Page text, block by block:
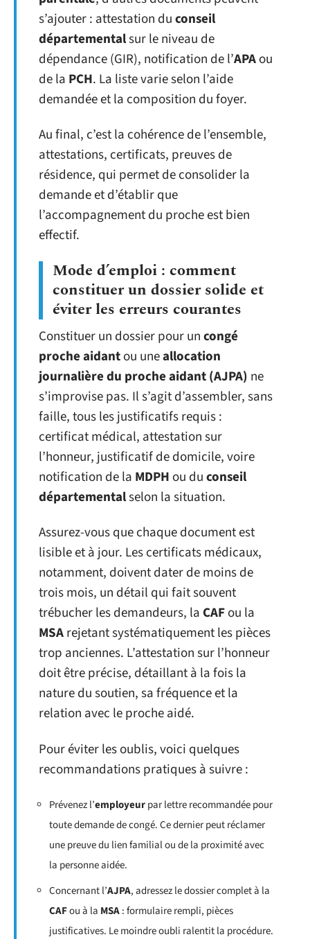
s’ajouter : attestation duconseil
départementalsur le niveau de
dépendance (GIR), notification de l’APAou
de la PCH. La liste varie selon l’aide
demandée et la composition du foyer.
Au final, c’est la cohérence de l’ensemble,
attestations, certificats, preuves de
résidence, qui permet de consolider la
demande et d’établir que
l’accompagnement du proche est bien
effectif.
Mode d’emploi : comment
constituer un dossier solide et
éviter les erreurs courantes
Constituer un dossier pour uncongé
proche aidantou uneallocation
journalière du proche aidant (AJPA) ne
s’improvise pas. Il s’agit d’assembler, sans
faille, tous les justificatifs requis :
certificat médical, attestation sur
l’honneur, justificatif de domicile, voire
notification de la MDPH ou duconseil
départementalselon la situation.
Assurez-vous que chaque document est
lisible et à jour. Les certificats médicaux,
notamment, doivent dater de moins de
trois mois, un détail qui fait souvent
trébucher les demandeurs, la CAFou la
MSArejetant systématiquement les pièces
trop anciennes. L’attestation sur l’honneur
doit être précise, détaillant à la fois la
nature du soutien, sa fréquence et la
relation avec le proche aidé.
Pour éviter les oublis, voici quelques
recommandations pratiques à suivre :
Prévenez l’employeurpar lettre recommandée pour
toute demande de congé. Ce dernier peut réclamer
une preuve du lien familial ou de la proximité avec
la personne aidée.
Concernant l’AJPA, adressez le dossier complet à la
CAFou à la MSA: formulaire rempli, pièces
justificatives. Le moindre oubli ralentit la procédure.